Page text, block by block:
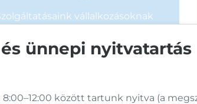
vállalkozásoknak
ünnepi nyitvatartás
között tartunk nyitva (a